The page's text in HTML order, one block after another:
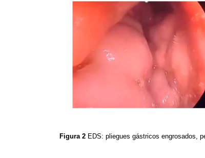
Figura 2 EDS: pliegues gástricos engrosados,